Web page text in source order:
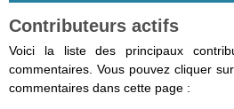
Contributeurs actifs
Voici la liste des principaux
commentaires. Vous pouvez cliquer
commentaires dans cette page :